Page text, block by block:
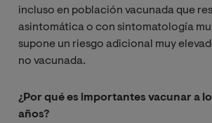
incluso en población vacunada que
asintomática o con sintomatología
supone un riesgo adicional muy
no vacunada.
¿Por qué es importantes vacunar a
años?